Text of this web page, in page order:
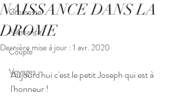
Grossesse
Naissance
Couple
Voyages
NAISSANCE DANS LA
DROME
Dernière mise à jour : 1 avr. 2020
Aujourd'hui c'est le petit Joseph qui est à
l'honneur !